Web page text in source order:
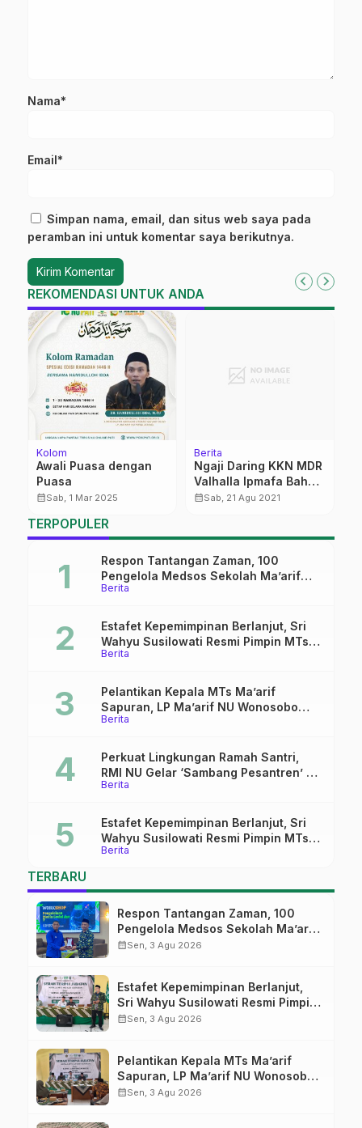
Nama*
Email*
Simpan nama, email, dan situs web saya pada
peramban ini untuk komentar saya berikutnya.
REKOMENDASI UNTUK ANDA
Kolom
Awali Puasa dengan
Puasa
calendar_monthSab, 1 Mar 2025
Berita
Ngaji Daring KKN MDR
Valhalla Ipmafa Bahas
Vaksin
calendar_monthSab, 21 Agu 2021
TERPOPULER
Berita
Respon Tantangan Zaman, 100
Pengelola Medsos Sekolah Ma’arif
Pekalongan Ikuti Pelatihan Literasi
Berita
Estafet Kepemimpinan Berlanjut, Sri
Wahyu Susilowati Resmi Pimpin MTs
Ma’arif Sapuran
Berita
Pelantikan Kepala MTs Ma’arif
Sapuran, LP Ma’arif NU Wonosobo
Tekankan Lima Amanah
Berita
Perkuat Lingkungan Ramah Santri,
RMI NU Gelar ‘Sambang Pesantren’ di
Pati
Berita
Estafet Kepemimpinan Berlanjut, Sri
Wahyu Susilowati Resmi Pimpin MTs
Ma’arif Sapuran
TERBARU
Respon Tantangan Zaman, 100
Pengelola Medsos Sekolah Ma’arif
Pekalongan Ikuti Pelatihan Literasi
calendar_monthSen, 3 Agu 2026
Estafet Kepemimpinan Berlanjut,
Sri Wahyu Susilowati Resmi Pimpin
MTs Ma’arif Sapuran
calendar_monthSen, 3 Agu 2026
Pelantikan Kepala MTs Ma’arif
Sapuran, LP Ma’arif NU Wonosobo
Tekankan Lima Amanah
calendar_monthSen, 3 Agu 2026